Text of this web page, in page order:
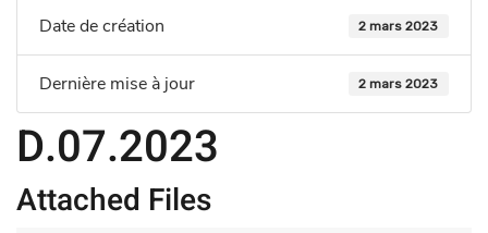
Date de création 2 mars 2023
Dernière mise à jour 2 mars 2023
D.07.2023
Attached Files